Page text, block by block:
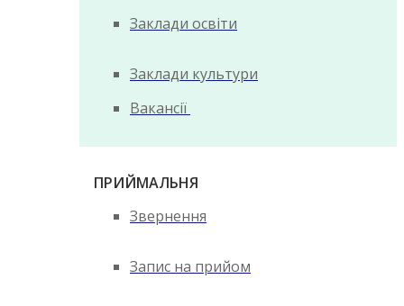
Заклади освіти
Заклади культури
Вакансії
ПРИЙМАЛЬНЯ
Звернення
Запис на прийом